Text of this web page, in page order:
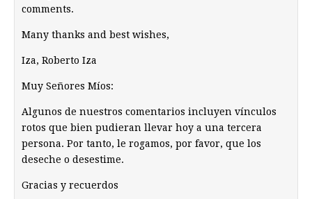
comments.
Many thanks and best wishes,
Iza, Roberto Iza
Muy Señores Míos:
Algunos de nuestros comentarios incluyen vínculos
rotos que bien pudieran llevar hoy a una tercera
persona. Por tanto, le rogamos, por favor, que los
deseche o desestime.
Gracias y recuerdos